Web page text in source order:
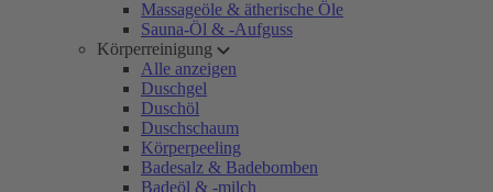
Massageöle & ätherische Öle
Sauna-Öl & -Aufguss
Körperreinigung
Alle anzeigen
Duschgel
Duschöl
Duschschaum
Körperpeeling
Badesalz & Badebomben
Badeöl & -milch